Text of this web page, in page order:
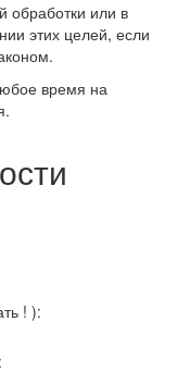
обработки или в
этих целей, если
время на
! ):